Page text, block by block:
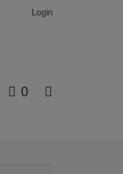
Login
0